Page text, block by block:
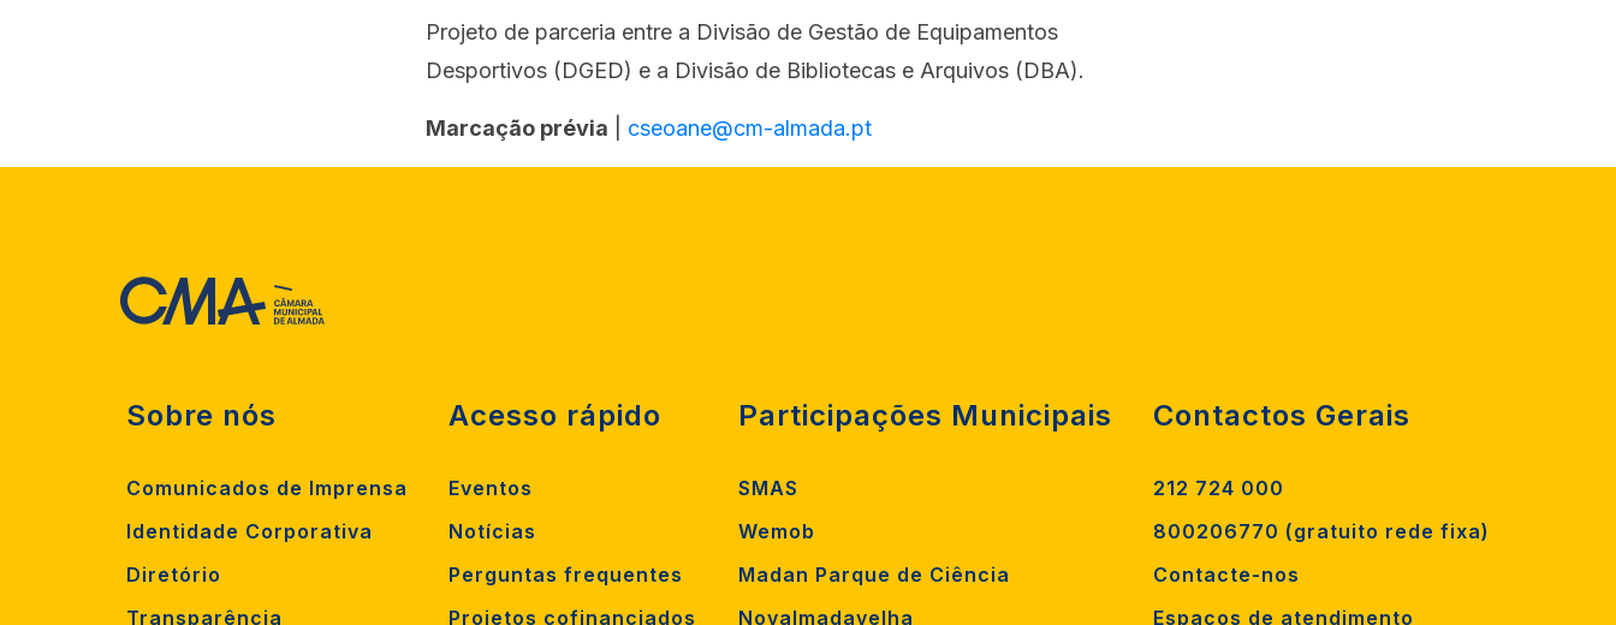
Projeto de parceria entre a Divisão de Gestão de Equipamentos
Desportivos (DGED) e a Divisão de Bibliotecas e Arquivos (DBA).
Marcação prévia cseoane@cm-almada.pt
Sobre nós
Comunicados de Imprensa
Identidade Corporativa
Diretório
Transparência
Acesso rápido
Eventos
Notícias
Perguntas frequentes
Projetos cofinanciados
Participações Municipais
SMAS
Wemob
Madan Parque de Ciência
Novalmadavelha
Contactos Gerais
212 724 000
800206770 (gratuito rede fixa)
Contacte-nos
Espaços de atendimento